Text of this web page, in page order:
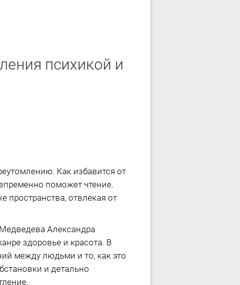
психикой и
Как избавится от
поможет чтение.
пространства, отвлекая от
Александра
здоровье и красота. В
между людьми и то, как это
и детально